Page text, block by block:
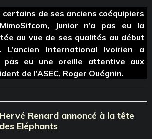
de ses anciens coéquipiers
Junior n’a pas eu la
au vue de ses qualités au début
International Ivoirien a
pas eu une oreille attentive aux
de l’ASEC, Roger Ouégnin.
Hervé Renard annoncé à la tête
des Eléphants